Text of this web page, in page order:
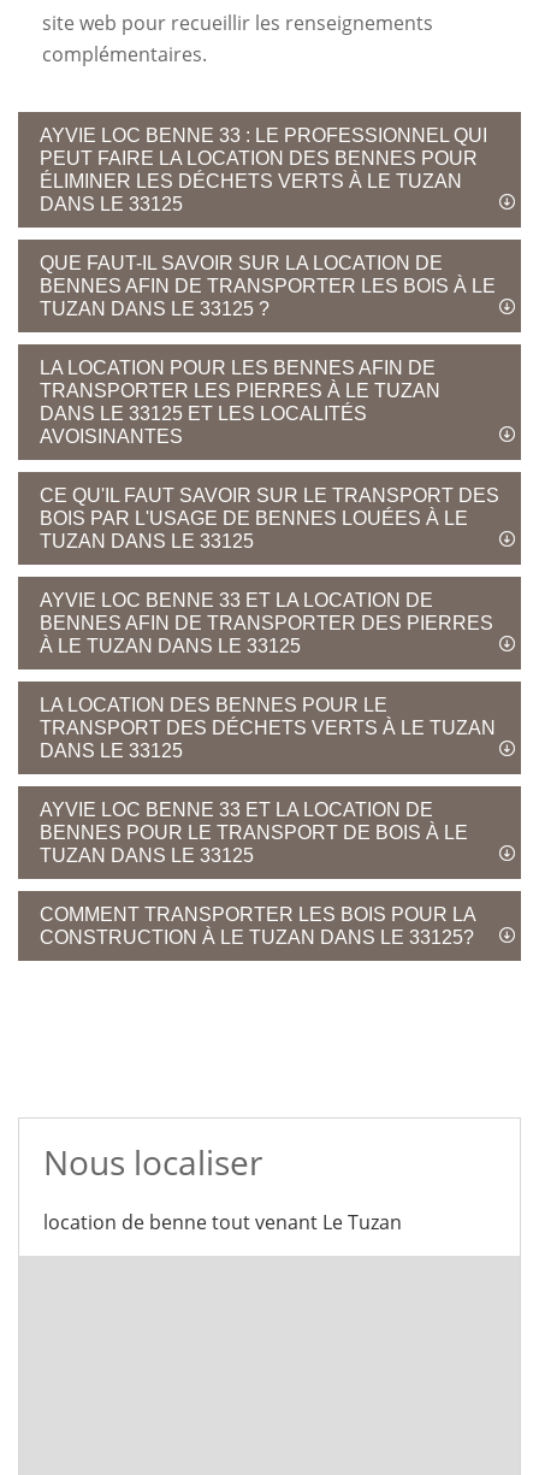
site web pour recueillir les renseignements
complémentaires.
AYVIE LOC BENNE 33 : LE PROFESSIONNEL QUI
PEUT FAIRE LA LOCATION DES BENNES POUR
ÉLIMINER LES DÉCHETS VERTS À LE TUZAN
DANS LE 33125
QUE FAUT-IL SAVOIR SUR LA LOCATION DE
BENNES AFIN DE TRANSPORTER LES BOIS À LE
TUZAN DANS LE 33125 ?
LA LOCATION POUR LES BENNES AFIN DE
TRANSPORTER LES PIERRES À LE TUZAN
DANS LE 33125 ET LES LOCALITÉS
AVOISINANTES
CE QU'IL FAUT SAVOIR SUR LE TRANSPORT DES
BOIS PAR L'USAGE DE BENNES LOUÉES À LE
TUZAN DANS LE 33125
AYVIE LOC BENNE 33 ET LA LOCATION DE
BENNES AFIN DE TRANSPORTER DES PIERRES
À LE TUZAN DANS LE 33125
LA LOCATION DES BENNES POUR LE
TRANSPORT DES DÉCHETS VERTS À LE TUZAN
DANS LE 33125
AYVIE LOC BENNE 33 ET LA LOCATION DE
BENNES POUR LE TRANSPORT DE BOIS À LE
TUZAN DANS LE 33125
COMMENT TRANSPORTER LES BOIS POUR LA
CONSTRUCTION À LE TUZAN DANS LE 33125?
Nous localiser
location de benne tout venant Le Tuzan